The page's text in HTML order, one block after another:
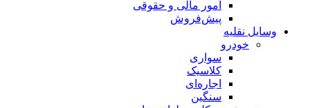
امور مالی و حقوقی
پیش‌فروش
وسایل نقلیه
خودرو
سواری
کلاسیک
اجاره‌ای
سنگین